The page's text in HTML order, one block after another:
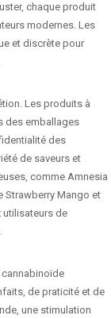
chaque produit
modernes. Les
et discrète pour
Les produits à
des emballages
des
de saveurs et
comme Amnesia
Strawberry Mango et
utilisateurs de
de praticité et de
une stimulation